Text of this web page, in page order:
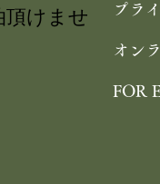
プラ
オン
FOR
けませ